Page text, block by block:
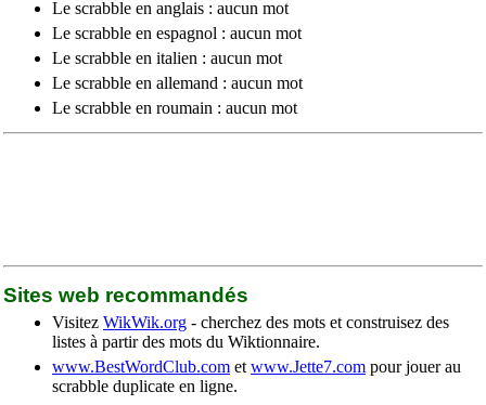
Le scrabble en anglais : aucun mot
Le scrabble en espagnol : aucun mot
Le scrabble en italien : aucun mot
Le scrabble en allemand : aucun mot
Le scrabble en roumain : aucun mot
Sites web recommandés
Visitez WikWik.org - cherchez des mots et construisez des
listes à partir des mots du Wiktionnaire.
www.BestWordClub.com et www.Jette7.com pour jouer au
scrabble duplicate en ligne.